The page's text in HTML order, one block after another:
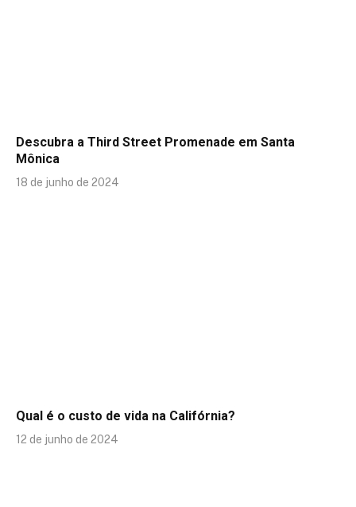
Descubra a Third Street Promenade em Santa
Mônica
18 de junho de 2024
Qual é o custo de vida na Califórnia?
12 de junho de 2024